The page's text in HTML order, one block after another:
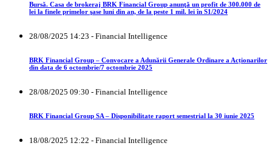
Bursă. Casa de brokeraj BRK Financial Group anunţă un profit de 300.000 de
lei la finele primelor şase luni din an, de la peste 1 mil. lei în S1/2024
28/08/2025 14:23 - Financial Intelligence
BRK Financial Group – Convocare a Adunării Generale Ordinare a Acționarilor
din data de 6 octombrie/7 octombrie 2025
28/08/2025 09:30 - Financial Intelligence
BRK Financial Group SA – Disponibilitate raport semestrial la 30 iunie 2025
18/08/2025 12:22 - Financial Intelligence